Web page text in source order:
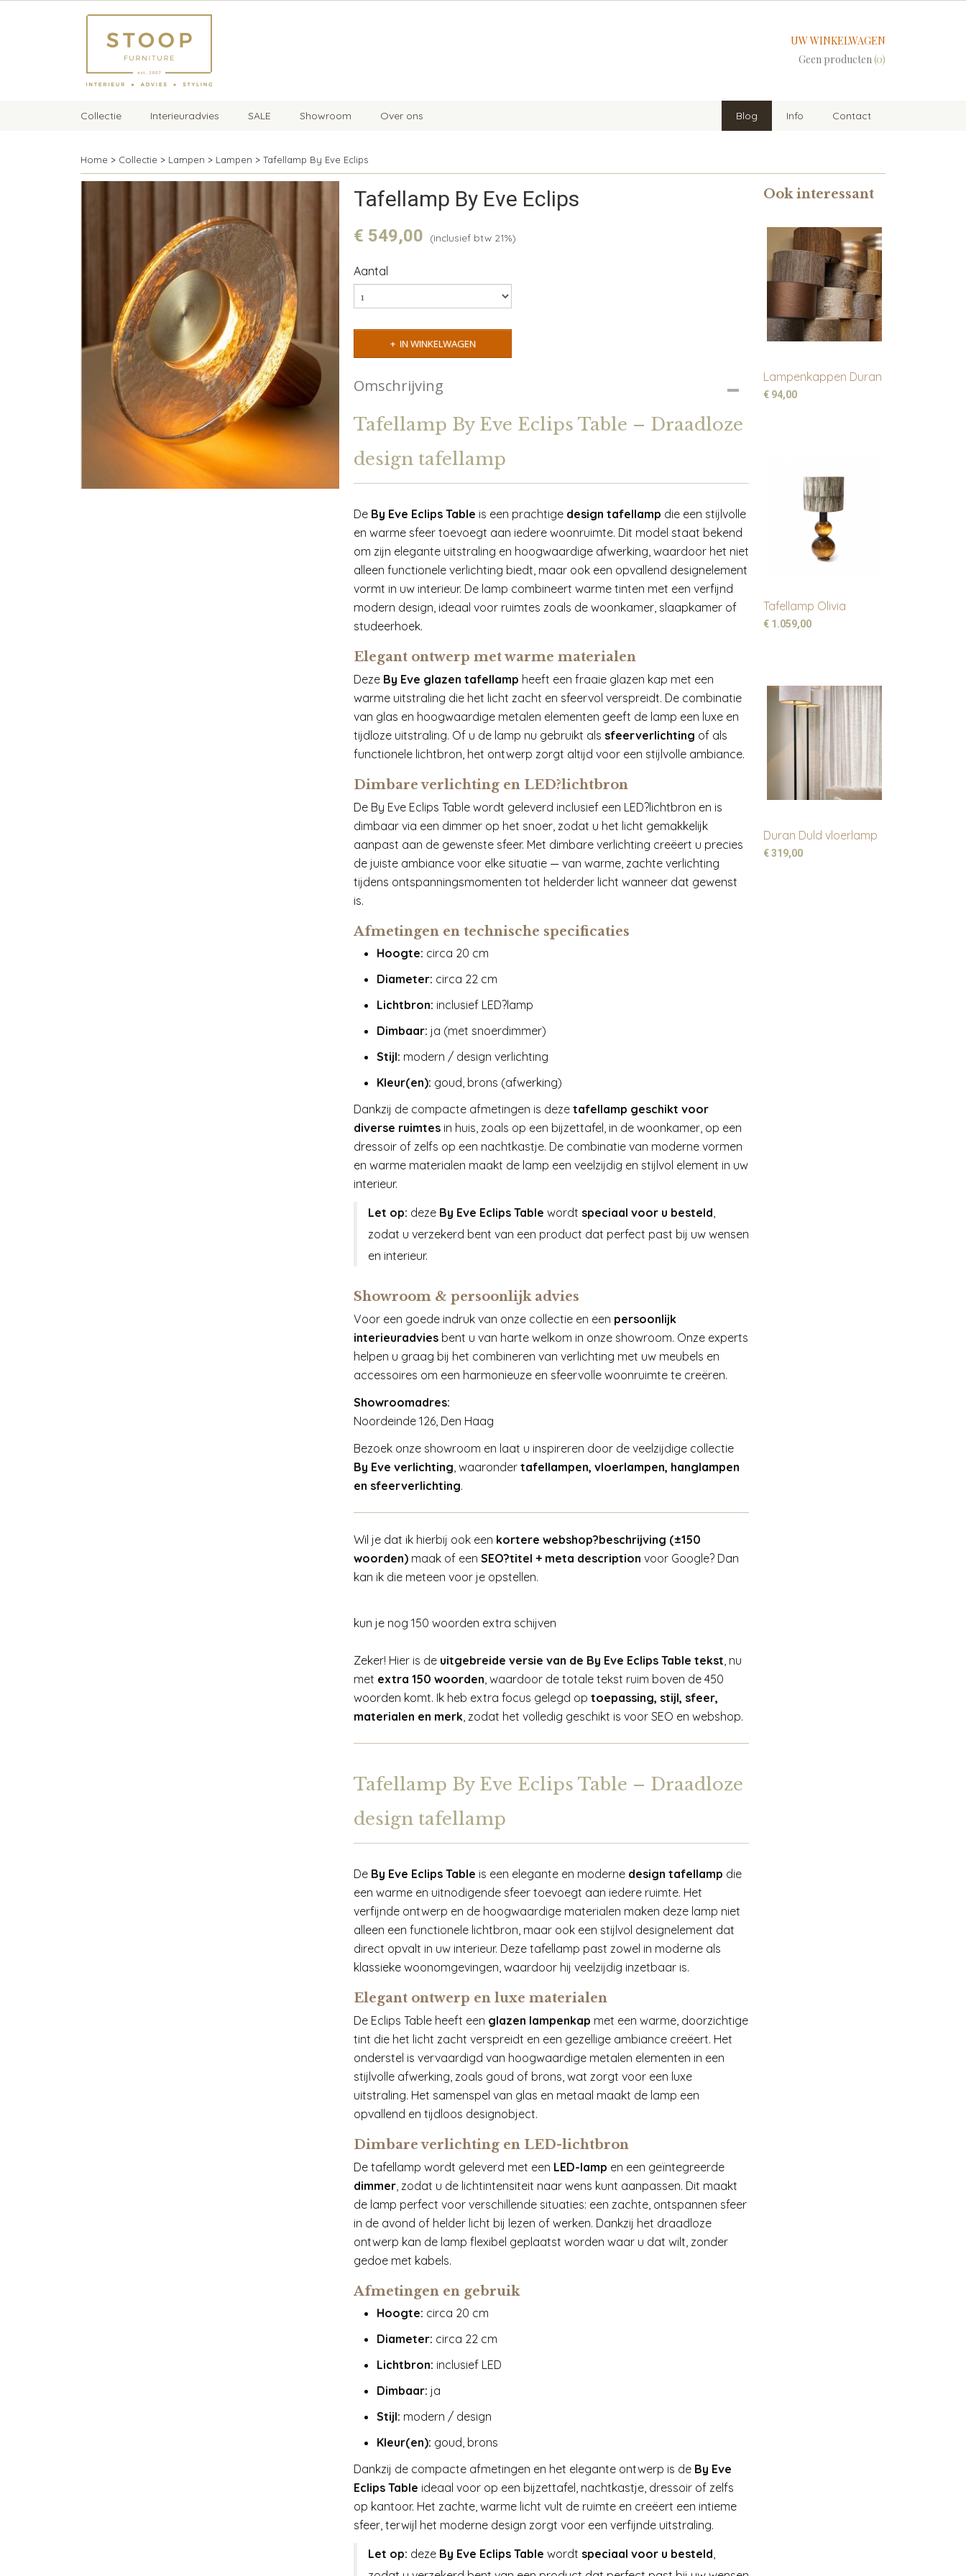
UW WINKELWAGEN
Geen producten(0)
Contact
Info
Blog
Collectie Interieuradvies SALE Showroom Over ons
Home > Collectie > Lampen > Lampen > Tafellamp By Eve Eclips
Tafellamp By Eve Eclips
€ 549,00 (inclusief btw 21%)
Aantal
IN WINKELWAGEN
Omschrijving
Tafellamp By Eve Eclips Table – Draadloze
design tafellamp
De By Eve Eclips Table is een prachtige design tafellamp die een stijlvolle
en warme sfeer toevoegt aan iedere woonruimte. Dit model staat bekend
om zijn elegante uitstraling en hoogwaardige afwerking, waardoor het niet
alleen functionele verlichting biedt, maar ook een opvallend designelement
vormt in uw interieur. De lamp combineert warme tinten met een verfijnd
modern design, ideaal voor ruimtes zoals de woonkamer, slaapkamer of
studeerhoek.
Elegant ontwerp met warme materialen
Deze By Eve glazen tafellamp heeft een fraaie glazen kap met een
warme uitstraling die het licht zacht en sfeervol verspreidt. De combinatie
van glas en hoogwaardige metalen elementen geeft de lamp een luxe en
tijdloze uitstraling. Of u de lamp nu gebruikt als sfeerverlichting of als
functionele lichtbron, het ontwerp zorgt altijd voor een stijlvolle ambiance.
Dimbare verlichting en LED?lichtbron
De By Eve Eclips Table wordt geleverd inclusief een LED?lichtbron en is
dimbaar via een dimmer op het snoer, zodat u het licht gemakkelijk
aanpast aan de gewenste sfeer. Met dimbare verlichting creëert u precies
de juiste ambiance voor elke situatie — van warme, zachte verlichting
tijdens ontspanningsmomenten tot helderder licht wanneer dat gewenst
is.
Afmetingen en technische specificaties
Hoogte: circa 20 cm
Diameter: circa 22 cm
Lichtbron: inclusief LED?lamp
Dimbaar: ja (met snoerdimmer)
Stijl: modern / design verlichting
Kleur(en): goud, brons (afwerking)
Dankzij de compacte afmetingen is deze tafellamp geschikt voor
diverse ruimtes in huis, zoals op een bijzettafel, in de woonkamer, op een
dressoir of zelfs op een nachtkastje. De combinatie van moderne vormen
en warme materialen maakt de lamp een veelzijdig en stijlvol element in uw
interieur.
Let op: deze By Eve Eclips Table wordt speciaal voor u besteld,
zodat u verzekerd bent van een product dat perfect past bij uw wensen
en interieur.
Showroom & persoonlijk advies
Voor een goede indruk van onze collectie en een persoonlijk
interieuradvies bent u van harte welkom in onze showroom. Onze experts
helpen u graag bij het combineren van verlichting met uw meubels en
accessoires om een harmonieuze en sfeervolle woonruimte te creëren.
Showroomadres:
Noordeinde 126, Den Haag
Bezoek onze showroom en laat u inspireren door de veelzijdige collectie
By Eve verlichting, waaronder tafellampen, vloerlampen, hanglampen
en sfeerverlichting.
Wil je dat ik hierbij ook een kortere webshop?beschrijving (±150
woorden) maak of een SEO?titel + meta description voor Google? Dan
kan ik die meteen voor je opstellen.
kun je nog 150 woorden extra schijven
Zeker! Hier is de uitgebreide versie van de By Eve Eclips Table tekst, nu
met extra 150 woorden, waardoor de totale tekst ruim boven de 450
woorden komt. Ik heb extra focus gelegd op toepassing, stijl, sfeer,
materialen en merk, zodat het volledig geschikt is voor SEO en webshop.
Tafellamp By Eve Eclips Table – Draadloze
design tafellamp
De By Eve Eclips Table is een elegante en moderne design tafellamp die
een warme en uitnodigende sfeer toevoegt aan iedere ruimte. Het
verfijnde ontwerp en de hoogwaardige materialen maken deze lamp niet
alleen een functionele lichtbron, maar ook een stijlvol designelement dat
direct opvalt in uw interieur. Deze tafellamp past zowel in moderne als
klassieke woonomgevingen, waardoor hij veelzijdig inzetbaar is.
Elegant ontwerp en luxe materialen
De Eclips Table heeft een glazen lampenkap met een warme, doorzichtige
tint die het licht zacht verspreidt en een gezellige ambiance creëert. Het
onderstel is vervaardigd van hoogwaardige metalen elementen in een
stijlvolle afwerking, zoals goud of brons, wat zorgt voor een luxe
uitstraling. Het samenspel van glas en metaal maakt de lamp een
opvallend en tijdloos designobject.
Dimbare verlichting en LED-lichtbron
De tafellamp wordt geleverd met een LED-lamp en een geïntegreerde
dimmer, zodat u de lichtintensiteit naar wens kunt aanpassen. Dit maakt
de lamp perfect voor verschillende situaties: een zachte, ontspannen sfeer
in de avond of helder licht bij lezen of werken. Dankzij het draadloze
ontwerp kan de lamp flexibel geplaatst worden waar u dat wilt, zonder
gedoe met kabels.
Afmetingen en gebruik
Hoogte: circa 20 cm
Diameter: circa 22 cm
Lichtbron: inclusief LED
Dimbaar: ja
Stijl: modern / design
Kleur(en): goud, brons
Dankzij de compacte afmetingen en het elegante ontwerp is de By Eve
Eclips Table ideaal voor op een bijzettafel, nachtkastje, dressoir of zelfs
op kantoor. Het zachte, warme licht vult de ruimte en creëert een intieme
sfeer, terwijl het moderne design zorgt voor een verfijnde uitstraling.
Let op: deze By Eve Eclips Table wordt speciaal voor u besteld,
Ook interessant
Lampenkappen Duran
€ 94,00
Tafellamp Olivia
€ 1.059,00
Duran Duld vloerlamp
€ 319,00